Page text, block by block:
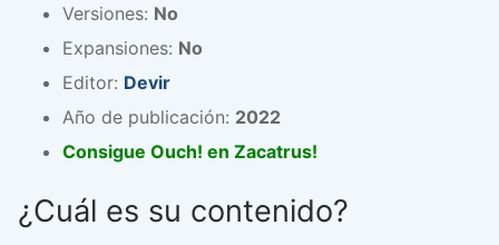
Versiones: No
Expansiones: No
Editor: Devir
Año de publicación: 2022
Consigue Ouch! en Zacatrus!
¿Cuál es su contenido?